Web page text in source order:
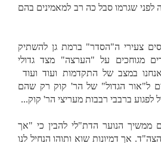
לפני שגרמו סבל כה רב למאמינים בהם
צעירי ה"הסדר" ברמת גן להשתיק
מגוחכים על "הערצה" מצד גדולי
במצב של התקדמות ועוד ועוד
ל"אור הגדול" של הר' קוק רק שהם
לפגוע ברבבי רבבות מעריצי הר' קוק...
ממשיך הנוער הדת"לי להבין כי "אך
אך דמיונות שוא ותוהו הנחיל לנו